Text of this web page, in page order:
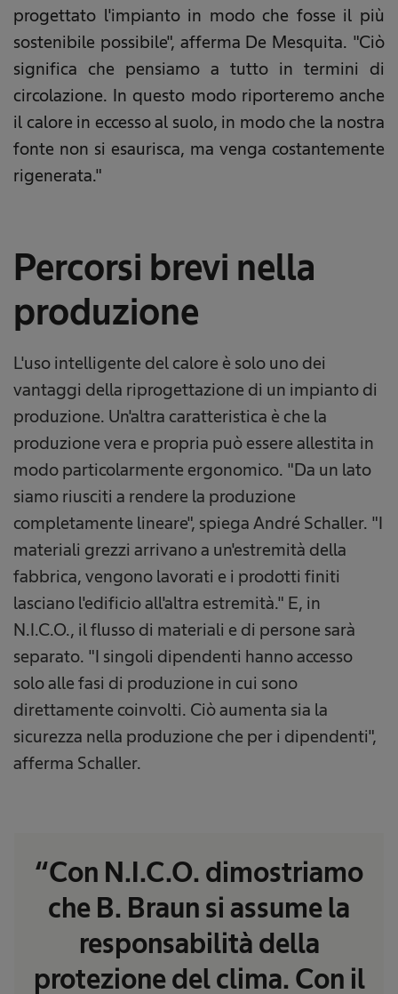
progettato l'impianto in modo che fosse il più
sostenibile possibile", afferma De Mesquita. "Ciò
significa che pensiamo a tutto in termini di
circolazione. In questo modo riporteremo anche
il calore in eccesso al suolo, in modo che la nostra
fonte non si esaurisca, ma venga costantemente
rigenerata."
Percorsi brevi nella
produzione
L'uso intelligente del calore è solo uno dei
vantaggi della riprogettazione di un impianto di
produzione. Un'altra caratteristica è che la
produzione vera e propria può essere allestita in
modo particolarmente ergonomico. "Da un lato
siamo riusciti a rendere la produzione
completamente lineare", spiega André Schaller. "I
materiali grezzi arrivano a un'estremità della
fabbrica, vengono lavorati e i prodotti finiti
lasciano l'edificio all'altra estremità." E, in
N.I.C.O., il flusso di materiali e di persone sarà
separato. "I singoli dipendenti hanno accesso
solo alle fasi di produzione in cui sono
direttamente coinvolti. Ciò aumenta sia la
sicurezza nella produzione che per i dipendenti",
afferma Schaller.
“Con N.I.C.O. dimostriamo
che B. Braun si assume la
responsabilità della
protezione del clima. Con il